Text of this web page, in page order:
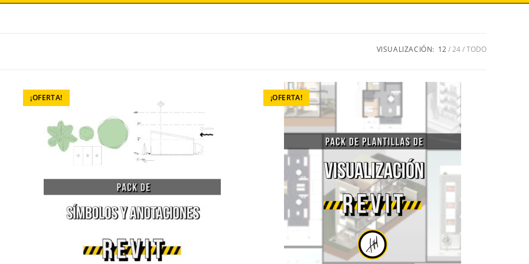
VISUALIZACIÓN: 12 24 TODO
¡OFERTA! ¡OFERTA!